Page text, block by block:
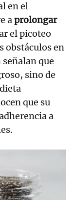
en el
aprolongar
el picoteo
obstáculos en
que
sino de
que su
a